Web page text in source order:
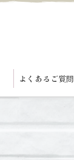
よくあるご質問